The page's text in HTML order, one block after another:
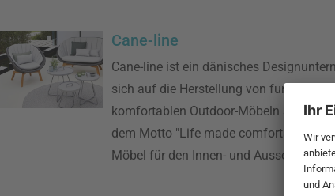
Cane-line
Cane-line ist ein dänisches
sich auf die Herstellung von
komfortablen Outdoor-Möbeln
dem Motto "Life made comfortable"
Möbel für den Innen- und